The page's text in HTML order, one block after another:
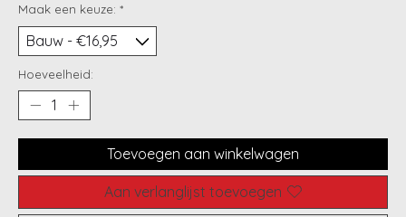
Maak een keuze: *
Hoeveelheid:
Toevoegen aan winkelwagen
Aan verlanglijst toevoegen